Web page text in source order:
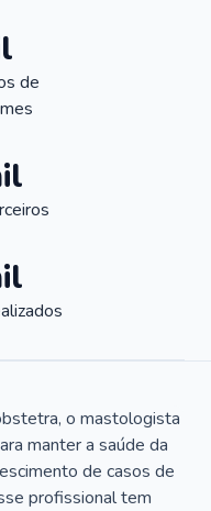
de
o mastologista
manter a saúde da
de casos de
profissional tem